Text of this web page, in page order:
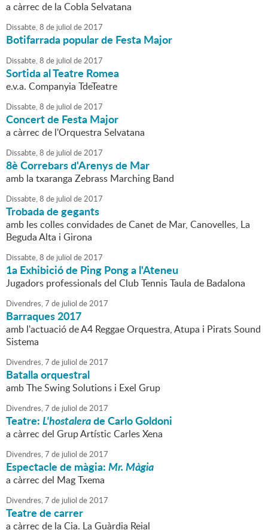
a càrrec de la Cobla Selvatana
Dissabte,8 de juliol de2017
Botifarrada popular de Festa Major
Dissabte,8 de juliol de2017
Sortida al Teatre Romea
e.v.a. Companyia TdeTeatre
Dissabte,8 de juliol de2017
Concert de Festa Major
a càrrec de l'Orquestra Selvatana
Dissabte,8 de juliol de2017
8è Correbars d'Arenys de Mar
amb la txaranga Zebrass Marching Band
Dissabte,8 de juliol de2017
Trobada de gegants
amb les colles convidades de Canet de Mar, Canovelles, La
Beguda Alta i Girona
Dissabte,8 de juliol de2017
1a Exhibició de Ping Pong a l'Ateneu
Jugadors professionals del Club Tennis Taula de Badalona
Divendres,7 de juliol de2017
Barraques 2017
amb l'actuació de A4 Reggae Orquestra, Atupa i Pirats Sound
Sistema
Divendres,7 de juliol de2017
Batalla orquestral
amb The Swing Solutions i Exel Grup
Divendres,7 de juliol de2017
Teatre:L'hostalerade Carlo Goldoni
a càrrec del Grup Artístic Carles Xena
Divendres,7 de juliol de2017
Espectacle de màgia:Mr. Màgia
a càrrec del Mag Txema
Divendres,7 de juliol de2017
Teatre de carrer
a càrrec de la Cia. La Guàrdia Reial